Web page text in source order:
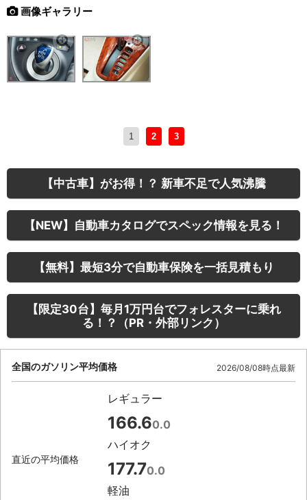
画像ギャラリー
1 2 3
【中古車】がお得！？ 新車不足で人気沸騰
【NEW】自動車カタログでスペック情報を見る！
【無料】最短3分で自動車保険を一括見積もり
【限定30台】毎月1万円台でフォレスターに乗れ
る！？（PR・外部リンク）
全国のガソリン平均価格 2026/08/08時点最新
直近の平均価格
レギュラー
166.60.0
ハイオク
177.70.0
軽油